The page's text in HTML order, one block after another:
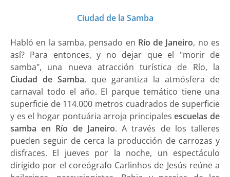
Ciudad de la Samba
Habló en la samba, pensado en Río de Janeiro, no es
así? Para entonces, y no dejar que el "morir de
samba", una nueva atracción turística de Río, la
Ciudad de Samba, que garantiza la atmósfera de
carnaval todo el año. El parque temático tiene una
superficie de 114.000 metros cuadrados de superficie
y es el hogar pontuária arroja principalesescuelas de
samba en Río de Janeiro. A través de los talleres
pueden seguir de cerca la producción de carrozas y
disfraces. El jueves por la noche, un espectáculo
dirigido por el coreógrafo Carlinhos de Jesús reúne a